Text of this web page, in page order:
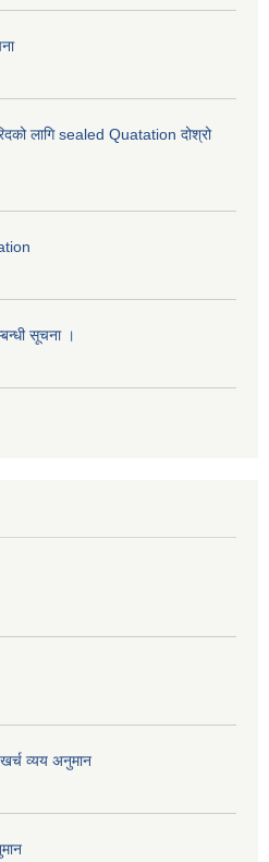
लागि sealed Quatation दोश्रो
सूचना ।
खर्च व्यय अनुमान